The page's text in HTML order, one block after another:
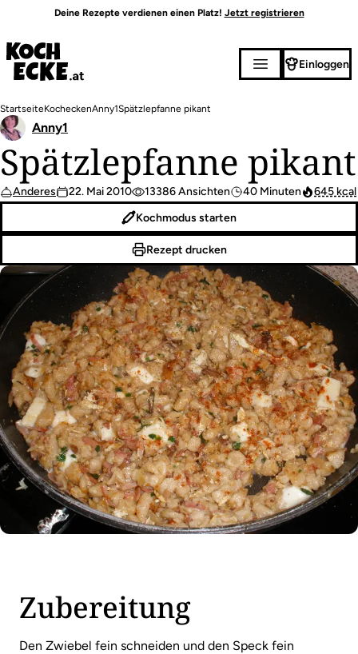
Inhalt
Deine Rezepte verdienen einen Platz! Jetzt registrieren
Einloggen
Pfadnavigation
StartseiteKocheckenAnny1Spätzlepfanne pikant
Spätzlepfanne pikant
Anderes 22. Mai 2010 13386 Ansichten 40 Minuten 645 kcal
Anny1
Kochmodus starten
Rezept drucken
Zubereitung
Den Zwiebel fein schneiden und den Speck fein